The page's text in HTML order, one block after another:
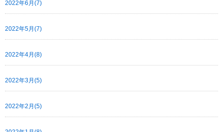
2022年6月(7)
2022年5月(7)
2022年4月(8)
2022年3月(5)
2022年2月(5)